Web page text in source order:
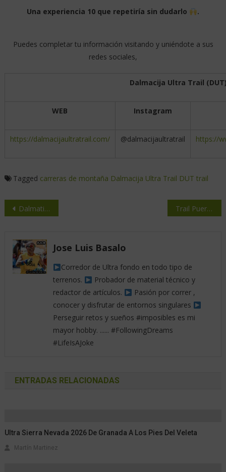
Una experiencia 10 que repetiría sin dudarlo .
Puedes completar tu información visitando y uniéndote a sus
redes sociales,
Dalmacija Ultra Trail
WEB Instagram
https://dalmacijaultratrail.com/ @dalmacijaultratrail https://
Tagged carreras de montaña Dalmacija Ultra Trail DUT trail
Dalmatian Adventure: Pure Trail and Nature! 2024 Trail Puerta del Infierno, encontrando mas joyas.
Jose Luis Basalo
Corredor de Ultra fondo en todo tipo de
terrenos.
Probador de material técnico y
redactor de artículos.
Pasión por correr ,
conocer y disfrutar de entornos singulares
Perseguir retos y sueños #imposibles es mi
mayor hobby. ...... #FollowingDreams
#LifeIsAJoke
ENTRADAS RELACIONADAS
Ultra Sierra Nevada 2026 De Granada A Los Pies Del Veleta
Martín Martinez